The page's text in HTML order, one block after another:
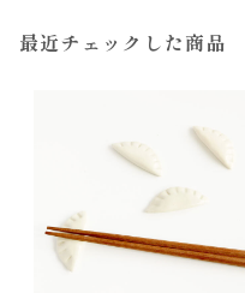
最近チェックした商品